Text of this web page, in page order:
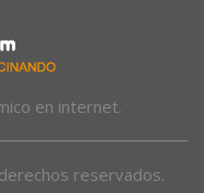
en internet.
reservados.